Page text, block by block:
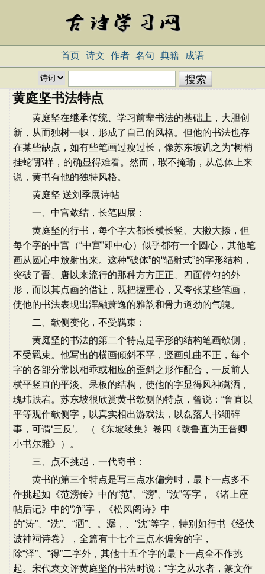
首页 诗文 作者 名句 典籍 成语
黄庭坚书法特点
黄庭坚在继承传统、学习前辈书法的基础上，大胆创
新，从而独树一帜，形成了自己的风格。但他的书法也存
在某些缺点，如有些笔画过瘦过长，像苏东坡讥之为“树梢
挂蛇”那样，的确显得难看。然而，瑕不掩瑜，从总体上来
说，黄书有他的独特风格。
黄庭坚 送刘季展诗帖
一、中宫敛结，长笔四展：
黄庭坚的行书，每个字大都长横长竖、大撇大捺，但
每个字的中宫（“中宫”即中心）似乎都有一个圆心，其他笔
画从圆心中放射出来。这种“破体”的“辐射式”的字形结构，
突破了晋、唐以来流行的那种方方正正、四面停匀的外
形，而以其点画的借让，既把握重心，又夸张某些笔画，
使他的书法表现出浑融萧逸的雅韵和骨力道劲的气魄。
二、欹侧变化，不受羁束：
黄庭坚的书法的第二个特点是字形的结构笔画欹侧，
不受羁束。他写出的横画倾斜不平，竖画虬曲不正，每个
字的各部分常以相乖或相应的歪斜之形作配合，一反前人
横平竖直的平淡、呆板的结构，使他的字显得风神潇洒，
瑰玮跌宕。苏东坡很欣赏黄书欹侧的特点，曾说：“鲁直以
平等观作欹侧字，以真实相出游戏法，以磊落人书细碎
事，可谓‘三反’。 （《东坡续集》卷四《跋鲁直为王晋卿
小书尔雅》）。
三、点不挑起，一代奇书：
黄书的第三个特点是写三点水偏旁时，最下一点多不
作挑起如《范滂传》中的“范”、“滂”、“汝”等字，《诸上座
帖后记》中的“净”字，《松风阁诗》中
的“涛”、“洗”、“洒”、。潺，、“沈”等字，特别如行书《经伏
波神祠诗卷》，全篇有十七个三点水偏旁的字，
除“泽”、“得”二字外，其他十五个字的最下一点全不作挑
起。宋代袁文评黄庭坚的书法时说：“字之从水者，篆文作